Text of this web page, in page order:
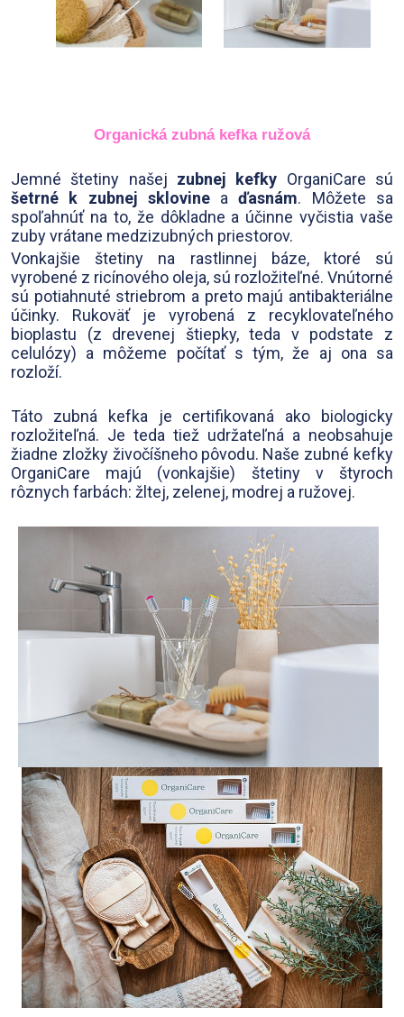
Organická zubná kefka ružová
Jemné štetiny našej zubnej kefky OrganiCare sú
šetrné k zubnej sklovinea ďasnám. Môžete sa
spoľahnúť na to, že dôkladne a účinne vyčistia vaše
zuby vrátane medzizubných priestorov.
Vonkajšie štetiny na rastlinnej báze, ktoré sú
vyrobené z ricínového oleja, sú rozložiteľné. Vnútorné
sú potiahnuté striebrom a preto majú antibakteriálne
účinky. Rukoväť je vyrobená z recyklovateľného
bioplastu (z drevenej štiepky, teda v podstate z
celulózy) a môžeme počítať s tým, že aj ona sa
rozloží.
Táto zubná kefka je certifikovaná ako biologicky
rozložiteľná. Je teda tiež udržateľná a neobsahuje
žiadne zložky živočíšneho pôvodu. Naše zubné kefky
OrganiCare majú (vonkajšie) štetiny v štyroch
rôznych farbách: žltej, zelenej, modrej a ružovej.